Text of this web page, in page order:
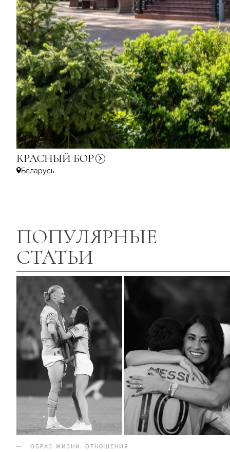
КРАСНЫЙ БОР
Бєларусь
ПОПУЛЯРНЫЕ
СТАТЬИ
ОБРАЗ ЖИЗНИ . ОТНОШЕНИЯ